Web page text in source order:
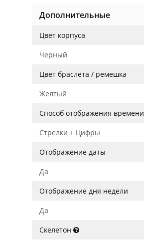
Дополнительные
Цвет корпуса
Черный
Цвет браслета / ремешка
Желтый
Способ отображения времени
Стрелки + Цифры
Отображение даты
Да
Отображение дня недели
Да
Скелетон